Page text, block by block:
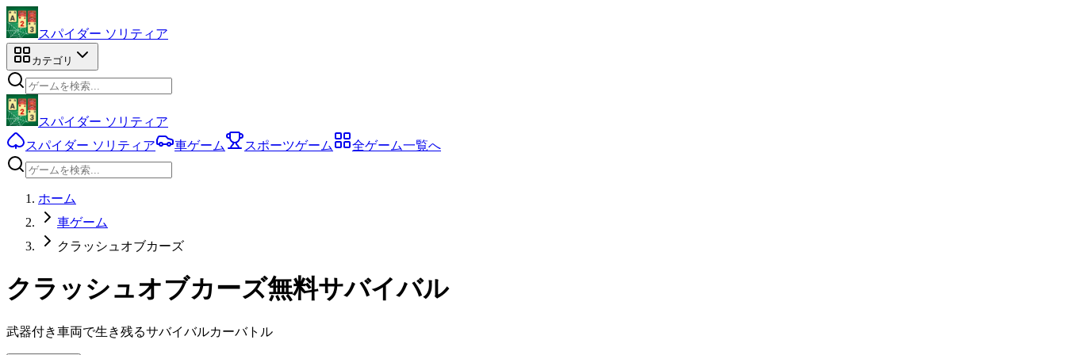
スパイダー ソリティア
カテゴリ
スパイダー ソリティア
スパイダー ソリティア
車ゲーム スポーツゲーム 全ゲーム一覧へ
ホーム
車ゲーム
クラッシュオブカーズ
クラッシュオブカーズ無料サバイバル
武器付き車両で生き残るサバイバルカーバトル